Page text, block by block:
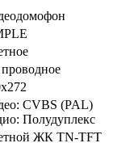
CVBS (PAL)
Полудуплекс
ЖК TN-TFT